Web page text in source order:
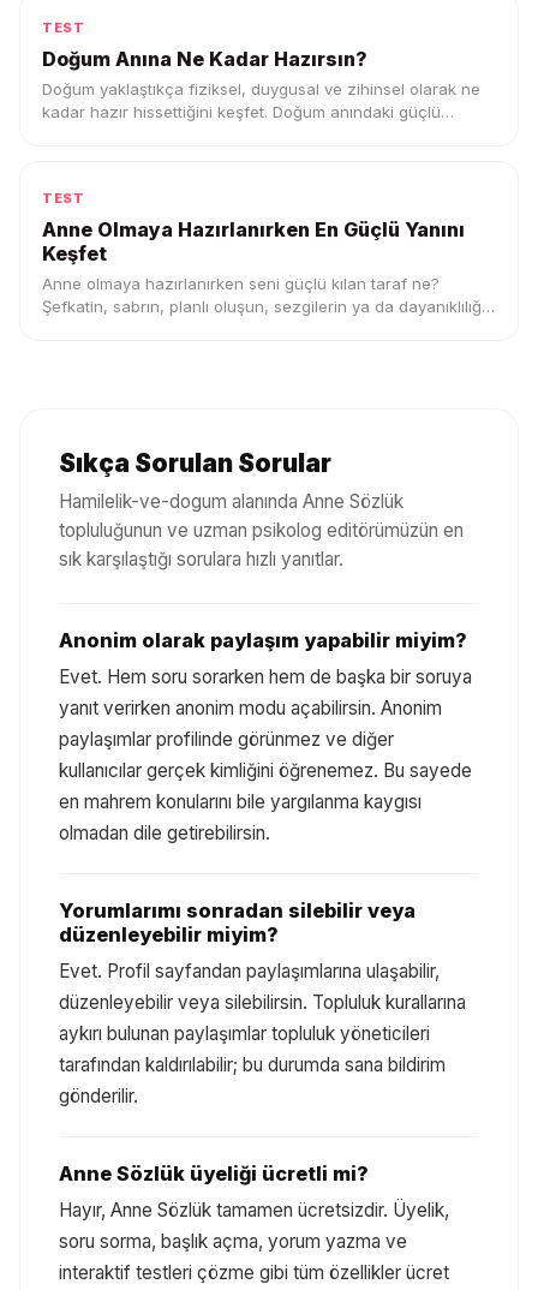
TEST
Doğum Anına Ne Kadar Hazırsın?
Doğum yaklaştıkça fiziksel, duygusal ve zihinsel olarak ne
kadar hazır hissettiğini keşfet. Doğum anındaki güçlü
TEST
Anne Olmaya Hazırlanırken En Güçlü Yanını
Keşfet
Anne olmaya hazırlanırken seni güçlü kılan taraf ne?
Şefkatin, sabrın, planlı oluşun, sezgilerin ya da dayanıklılığın
Sıkça Sorulan Sorular
Hamilelik-ve-dogum alanında Anne Sözlük
topluluğunun ve uzman psikolog editörümüzün en
sık karşılaştığı sorulara hızlı yanıtlar.
Anonim olarak paylaşım yapabilir miyim?
Evet. Hem soru sorarken hem de başka bir soruya
yanıt verirken anonim modu açabilirsin. Anonim
paylaşımlar profilinde görünmez ve diğer
kullanıcılar gerçek kimliğini öğrenemez. Bu sayede
en mahrem konularını bile yargılanma kaygısı
olmadan dile getirebilirsin.
Yorumlarımı sonradan silebilir veya
düzenleyebilir miyim?
Evet. Profil sayfandan paylaşımlarına ulaşabilir,
düzenleyebilir veya silebilirsin. Topluluk kurallarına
aykırı bulunan paylaşımlar topluluk yöneticileri
tarafından kaldırılabilir; bu durumda sana bildirim
gönderilir.
Anne Sözlük üyeliği ücretli mi?
Hayır, Anne Sözlük tamamen ücretsizdir. Üyelik,
soru sorma, başlık açma, yorum yazma ve
interaktif testleri çözme gibi tüm özellikler ücret